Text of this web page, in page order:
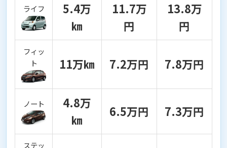
ライフ
5.4万
㎞
11.7万
円
13.8万
円
フィッ
ト
11万㎞ 7.2万円 7.8万円
ノート
4.8万
㎞
6.5万円 7.3万円
ステッ